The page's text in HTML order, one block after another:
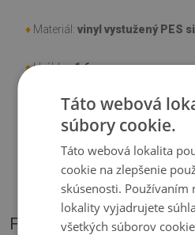
♦ Materiál: vinyl vystužený PES
♦Hrúbka:1,6 mm.
Odtiene Podložky pod stoličku
Podložka je určená na použitie
položení na mäkký povrch sa
FOTOGRAFIE NÁŠHO
Táto webová
súbory cookie.
Táto webová lokalita
cookie na zlepšenie
skúsenosti. Používaním
lokality vyjadrujete
všetkých súborov